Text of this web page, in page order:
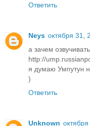
Ответить
Neys октября 31,
а зачем
http://
я думаю Умпутун
)
Ответить
Unknown